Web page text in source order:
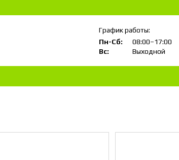
График работы:
Пн-Сб:
08:00–17:00
Вс:
Выходной